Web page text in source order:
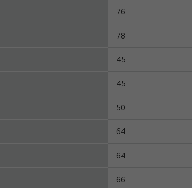
76
78
45
45
50
64
64
66